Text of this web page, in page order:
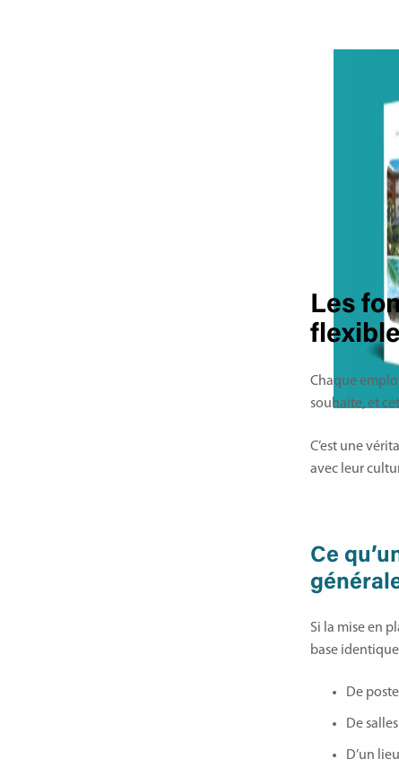
Les
Chaque
souhaite, et
C’est une
avec leur
Ce
Si la mise en
base
De
De
D’un